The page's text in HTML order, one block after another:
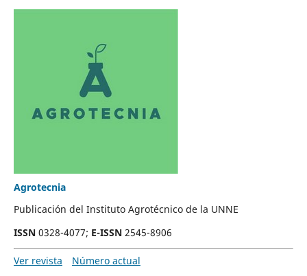
Agrotecnia
Publicación del Instituto Agrotécnico de la UNNE
ISSN 0328-4077; E-ISSN2545-8906
Ver revista Número actual